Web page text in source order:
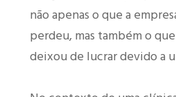
não apenas o que a
perdeu, mas também o
deixou de lucrar devido a